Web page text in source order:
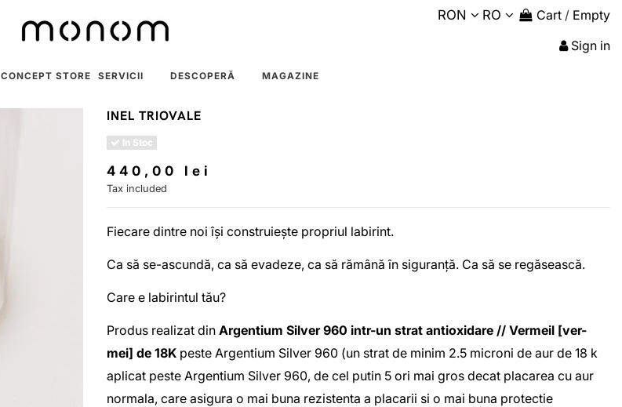
RON RO Cart / Empty
Sign in
CONCEPT STORE SERVICII DESCOPERĂ MAGAZINE
INEL TRIOVALE
In Stoc
440,00 lei
Tax included
Fiecare dintre noi își construiește propriul labirint.
Ca să se-ascundă, ca să evadeze, ca să rămână în siguranță. Ca să se regăsească.
Care e labirintul tău?
Produs realizat din Argentium Silver 960 intr-un strat antioxidare // Vermeil [ver-
mei] de 18K peste Argentium Silver 960 (un strat de minim 2.5 microni de aur de 18 k
aplicat peste Argentium Silver 960, de cel putin 5 ori mai gros decat placarea cu aur
normala, care asigura o mai buna rezistenta a placarii si o mai buna protectie